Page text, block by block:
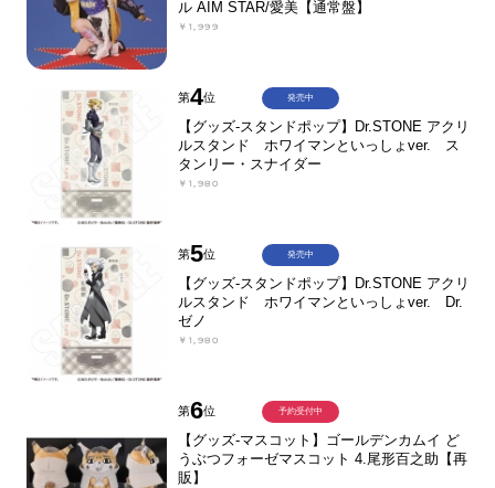
ル AIM STAR/愛美【通常盤】
￥1,999
第4位
【グッズ-スタンドポップ】Dr.STONE アクリ
ルスタンド ホワイマンといっしょver. ス
タンリー・スナイダー
￥1,980
発売中
第5位
【グッズ-スタンドポップ】Dr.STONE アクリ
ルスタンド ホワイマンといっしょver. Dr.
ゼノ
￥1,980
発売中
第6位
【グッズ-マスコット】ゴールデンカムイ ど
うぶつフォーゼマスコット 4.尾形百之助【再
販】
予約受付中